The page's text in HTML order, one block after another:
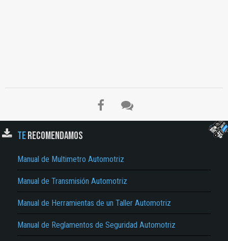
TERECOMENDAMOS
Manual de Multimetro Automotriz
Manual de Transmisión Automotriz
Manual de Herramientas de un Taller Automotriz
Manual de Reglamentos de Seguridad Automotriz
El Título es incorrecto según el contenido.
Texto o Imagen de portada son erróneos.